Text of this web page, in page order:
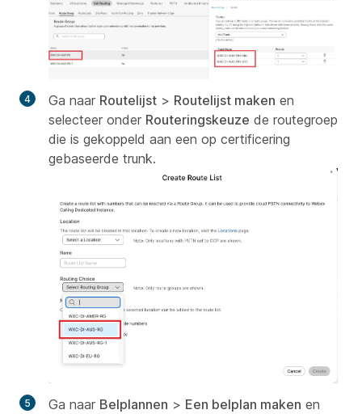
Ga naar Routelijst > Routelijst maken en
selecteer onder Routeringskeuze de routegroep
die is gekoppeld aan een op certificering
gebaseerde trunk.
Ga naar Belplannen > Een belplan maken en